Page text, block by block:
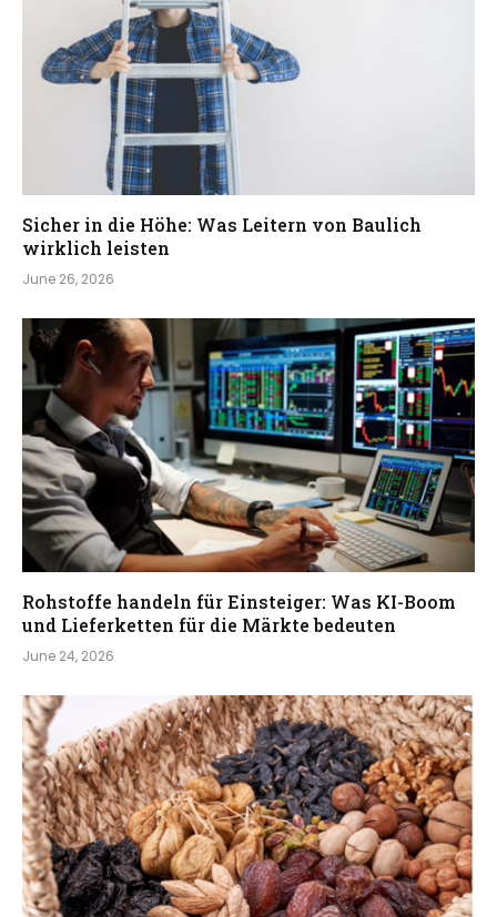
Sicher in die Höhe: Was Leitern von Baulich
wirklich leisten
June 26, 2026
Rohstoffe handeln für Einsteiger: Was KI-Boom
und Lieferketten für die Märkte bedeuten
June 24, 2026